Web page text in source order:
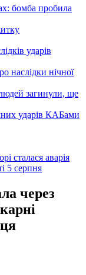
бомба пробила
ударів
наслідки нічної
загинули, ще
ударів КАБами
сталася аварія
5 серпня
через